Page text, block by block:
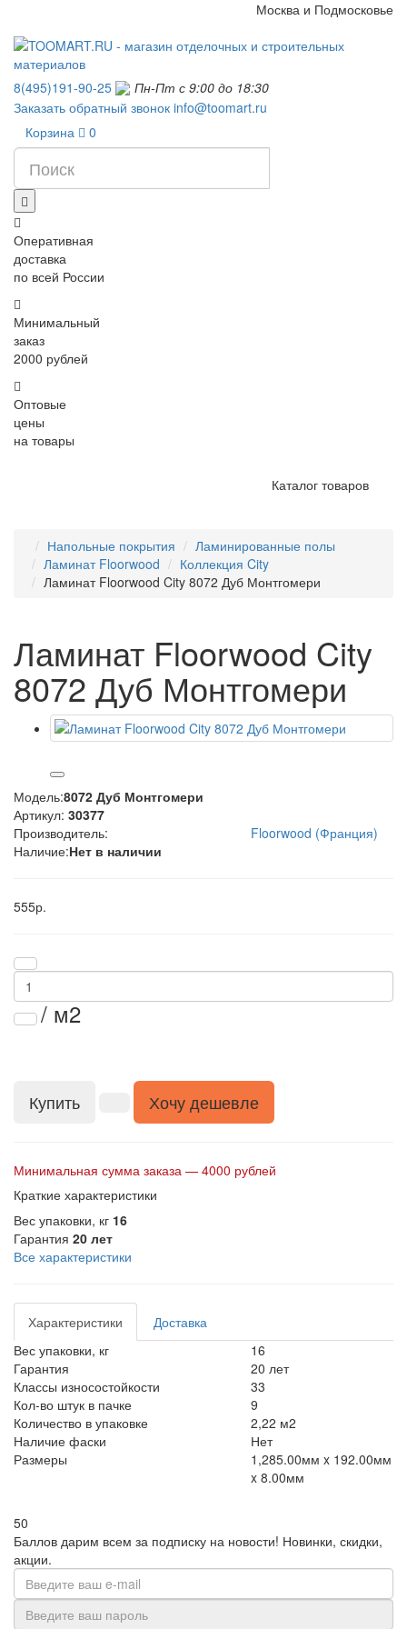
Москва и Подмосковье
8(495)191-90-25
Пн-Пт с 9:00 до 18:30
Заказать обратный звонок info@toomart.ru
Корзина
0
Оперативная
доставка
по всей России
Минимальный
заказ
2000 рублей
Оптовые
цены
на товары
Каталог товаров
Напольные покрытия
Ламинированные полы
Ламинат Floorwood
Коллекция City
Ламинат Floorwood City 8072 Дуб Монтгомери
Ламинат Floorwood City
8072 Дуб Монтгомери
Модель:8072 Дуб Монтгомери
Артикул: 30377
Производитель:
Floorwood (Франция)
Наличие:Нет в наличии
555р.
/ м2
Купить Хочу дешевле
Минимальная сумма заказа — 4000 рублей
Краткие характеристики
Вес упаковки, кг 16
Гарантия 20 лет
Все характеристики
Характеристики
Доставка
Вес упаковки, кг
16
Гарантия
20 лет
Классы износостойкости
33
Кол-во штук в пачке
9
Количество в упаковке
2,22 м2
Наличие фаски
Нет
Размеры
1,285.00мм x 192.00мм
x 8.00мм
50
Баллов дарим всем за подписку на новости! Новинки, скидки,
акции.